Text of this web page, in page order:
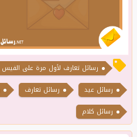
رسائل تعارف لأول مرة على الفيس
رسائل عيد
رسائل تعارف
رسائل كلام